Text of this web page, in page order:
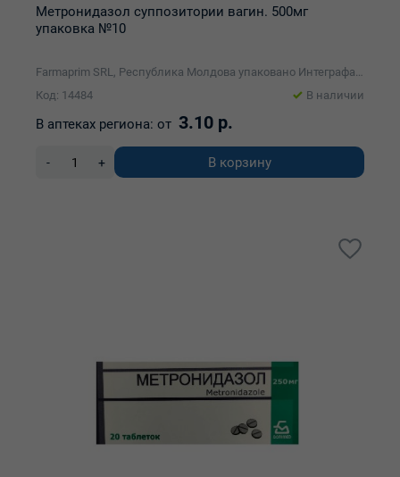
Метронидазол суппозитории вагин. 500мг
упаковка №10
Farmaprim SRL, Республика Молдова упаковано Интеграфарм ЗАО
Код: 14484
В наличии
В аптеках региона: от 3.10 р.
- + В корзину